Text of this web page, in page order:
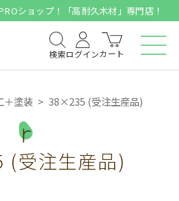
ショップ！「高耐久木材」専門店！
検索ログインカート
＋塗装 38×235 (受注生産品)
受注生産品)